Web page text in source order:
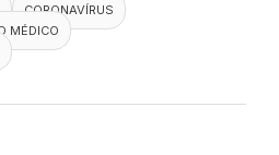
CORONAVÍRUS
MÉDICO